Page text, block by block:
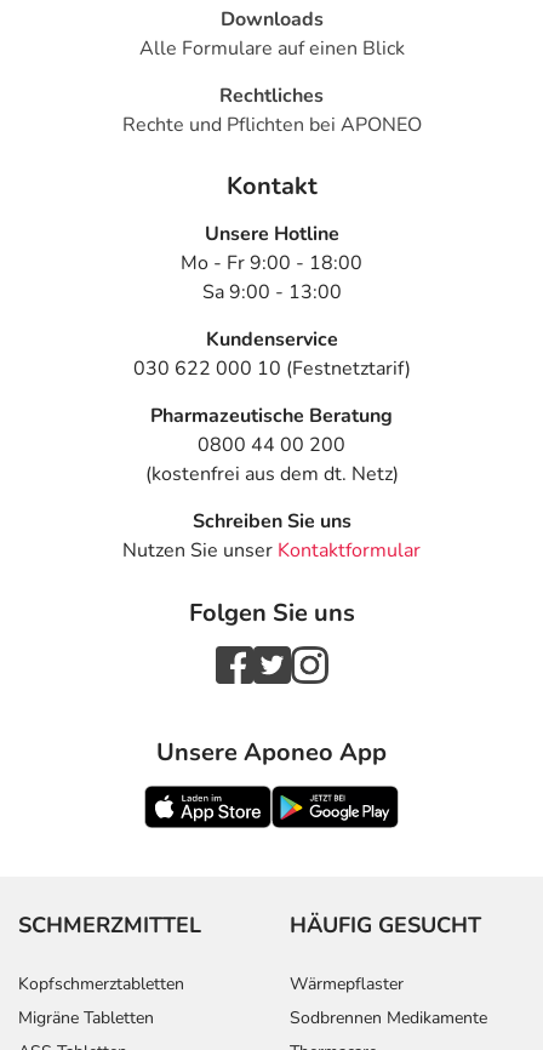
Downloads
Alle Formulare auf einen Blick
Rechtliches
Rechte und Pflichten bei APONEO
Kontakt
Unsere Hotline
Mo - Fr 9:00 - 18:00
Sa 9:00 - 13:00
Kundenservice
030 622 000 10 (Festnetztarif)
Pharmazeutische Beratung
0800 44 00 200
(kostenfrei aus dem dt. Netz)
Schreiben Sie uns
Nutzen Sie unser Kontaktformular
Folgen Sie uns
Unsere Aponeo App
SCHMERZMITTEL
Kopfschmerztabletten
Migräne Tabletten
HÄUFIG GESUCHT
Wärmepflaster
Sodbrennen Medikamente